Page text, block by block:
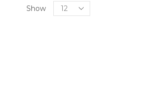
Show
Products
per